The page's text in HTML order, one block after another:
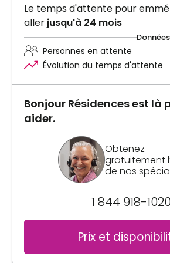
Le temps d'attente pour
aller jusqu'à 24 mois
Personnes en attente
Évolution du temps d'attente
Bonjour Résidences est là
aider.
Obtenez
gratuitement
de nos
1 844 918-1020
Prix et